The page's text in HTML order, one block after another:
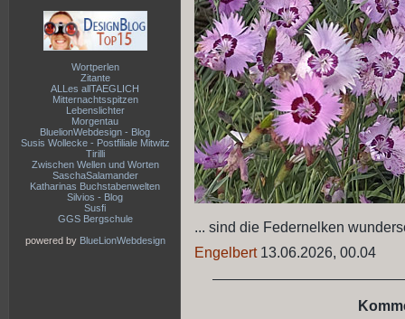
Wortperlen
Zitante
ALLes allTAEGLICH
Mitternachtsspitzen
Lebenslichter
Morgentau
BluelionWebdesign - Blog
Susis Wollecke - Postfiliale Mitwitz
Tirilli
Zwischen Wellen und Worten
SaschaSalamander
Katharinas Buchstabenwelten
Silvios - Blog
Susfi
GGS Bergschule
powered by BlueLionWebdesign
... sind die Federnelken
Engelbert13.06.2026, 00.04